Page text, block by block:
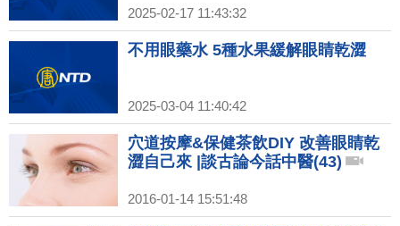
2025-02-17 11:43:32
不用眼藥水 5種水果緩解眼睛乾澀
2025-03-04 11:40:42
穴道按摩&保健茶飲DIY 改善眼睛乾
澀自己來 |談古論今話中醫(43)
2016-01-14 15:51:48